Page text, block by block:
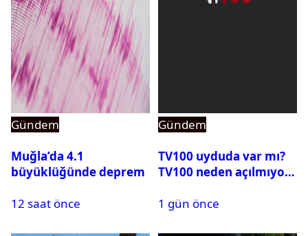
Gündem
Muğla’da 4.1
büyüklüğünde deprem
12 saat önce
Gündem
TV100 uyduda var mı?
TV100 neden açılmıyor?
1 gün önce